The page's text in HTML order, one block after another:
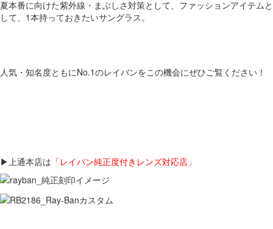
夏本番に向けた紫外線・まぶしさ対策として、ファッションアイテムと
して、1本持っておきたいサングラス。
人気・知名度ともにNo.1のレイバンをこの機会にぜひご覧ください！
▶上通本店は 「レイバン純正度付きレンズ対応店」